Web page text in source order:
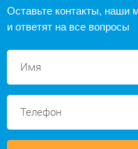
Оставьте контакты, наши
и ответят на все вопросы